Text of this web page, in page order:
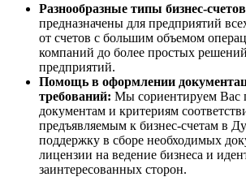
Разнообразные типы бизнес-
предназначены для предприятий
от счетов с большим объемом
компаний до более простых
предприятий.
Помощь в оформлении
требований: Мы сориентируем Вас
документам и критериям
предъявляемым к бизнес-счетам в
поддержку в сборе необходимых
лицензии на ведение бизнеса и
заинтересованных сторон.